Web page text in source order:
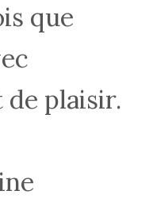
que
plaisir.